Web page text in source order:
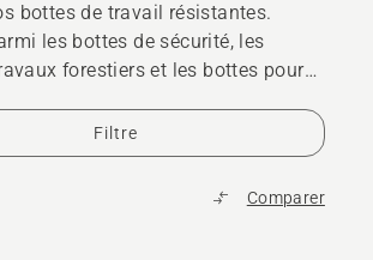
bottes de travail résistantes.
les bottes de sécurité, les
forestiers et les bottes pour
Filtre
Comparer